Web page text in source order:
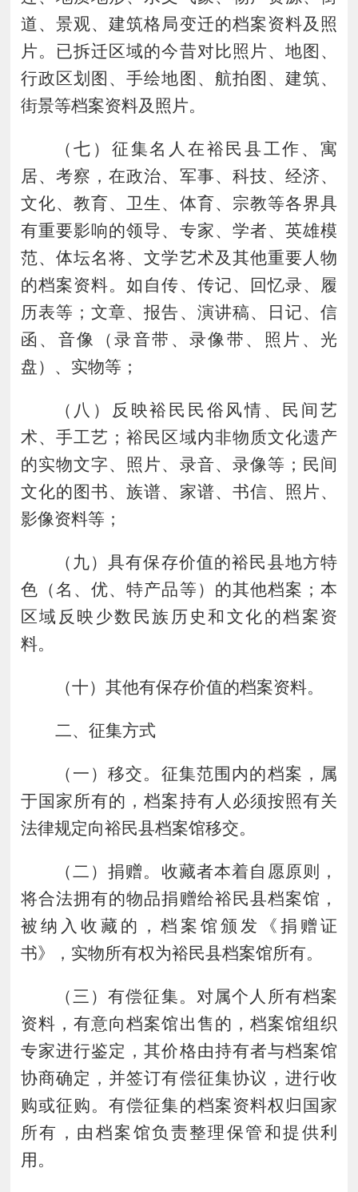
道、景观、建筑格局变迁的档案资料及照
片。已拆迁区域的今昔对比照片、地图、
行政区划图、手绘地图、航拍图、建筑、
街景等档案资料及照片。
（七 ） 征集名人在裕民县工作、寓
居、考察，在政治、军事、科技、经济、
文化、教育、卫生、体育、宗教等各界具
有重要影响的领导、专家、学者、英雄模
范、体坛名将、文学艺术及其他重要人物
的档案资料。如自传、传记、回忆录、履
历表等；文章、报告、演讲稿、日记、信
函、音像（录音带、录像带、照片、光
盘）、实物等；
（ 八 ）
反映裕民民俗风情、民间艺
术、手工艺；裕民区域内非物质文化遗产
的实物文字、照片、录音、录像等；民间
文化的图书、族谱、家谱、书信、照片、
影像资料等；
（ 九）具有保存价值的裕民县地方特
色（名、优、特产品等）的其他档案 ； 本
区域反映少数民族历史和文化的档案资
料。
（十）其他有保存价值的档案资料。
二、征集方式
（ 一 ）移交。 征集范围内的档案，属
于国家所有的，档案持有人必须按照有关
法律规定向裕民县档案馆移交。
（二 ）捐赠。 收藏者本着自愿原则，
将合法拥有的物品捐赠给裕民县档案馆，
被纳入收藏的，档案馆颁发《捐赠证
书》，实物所有权为裕民县档案馆所有。
（ 三 ）有偿征集。 对属个人所有档案
资料，有意向档案馆出售的，档案馆组织
专家进行鉴定，其价格由持有者与档案馆
协商确定，并签订有偿征集协议，进行收
购或征购。有偿征集的档案资料权归国家
所有，由档案馆负责整理保管和提供利
用。